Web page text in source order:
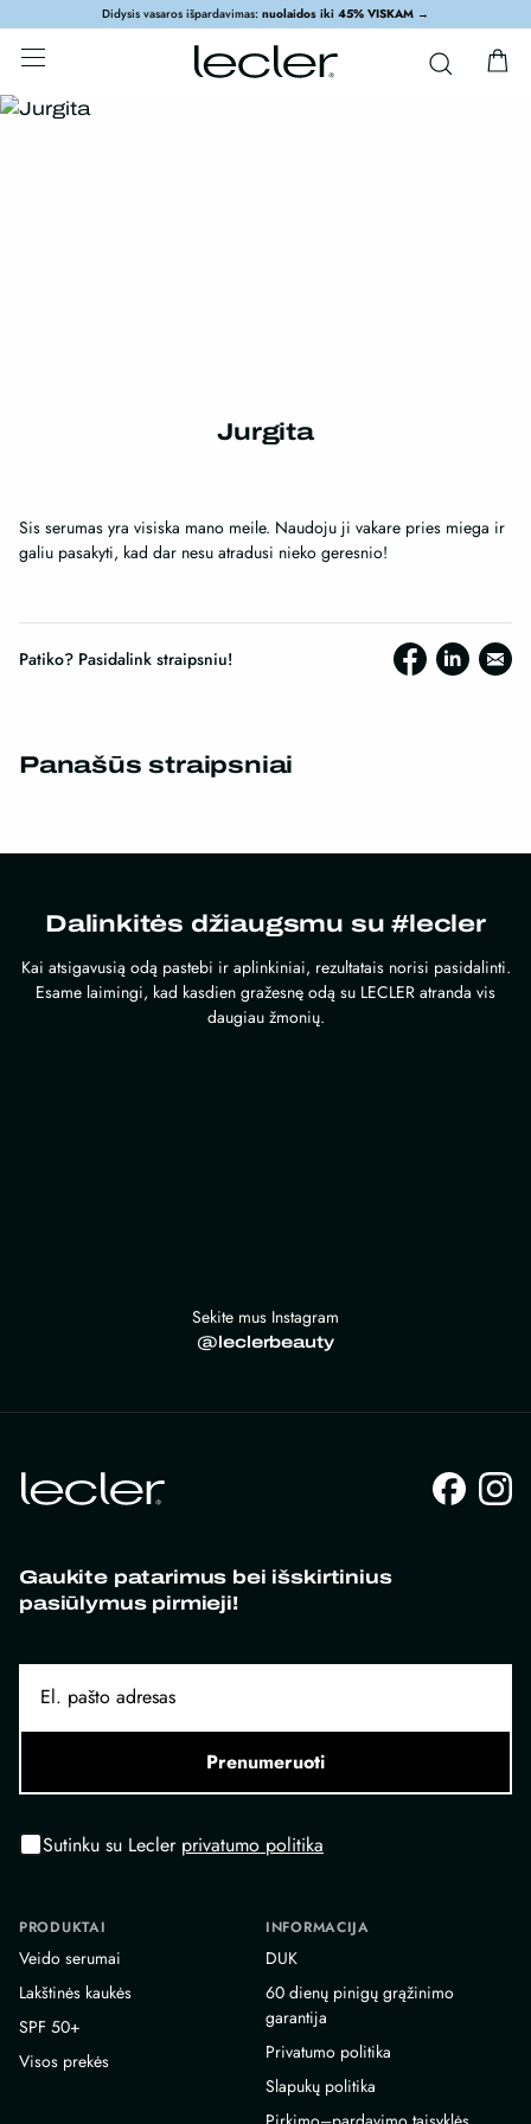
Didysis vasaros išpardavimas: nuolaidos iki 45% VISKAM →
Jurgita
Sis serumas yra visiska mano meile. Naudoju ji vakare pries miega ir
galiu pasakyti, kad dar nesu atradusi nieko geresnio!
Patiko? Pasidalink straipsniu!
Panašūs straipsniai
Dalinkitės džiaugsmu su #lecler
Kai atsigavusią odą pastebi ir aplinkiniai, rezultatais norisi pasidalinti.
Esame laimingi, kad kasdien gražesnę odą su LECLER atranda vis
daugiau žmonių.
Sekite mus Instagram
@leclerbeauty
Gaukite patarimus bei išskirtinius
pasiūlymus pirmieji!
Prenumeruoti
Sutinku su Lecler privatumo politika
PRODUKTAI
Veido serumai
Lakštinės kaukės
SPF 50+
Visos prekės
INFORMACIJA
DUK
60 dienų pinigų grąžinimo
garantija
Privatumo politika
Slapukų politika